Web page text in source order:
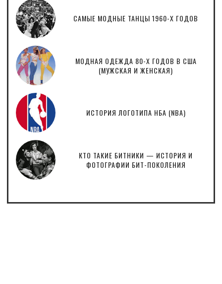
САМЫЕ МОДНЫЕ ТАНЦЫ 1960-Х ГОДОВ
МОДНАЯ ОДЕЖДА 80-Х ГОДОВ В США
(МУЖСКАЯ И ЖЕНСКАЯ)
ИСТОРИЯ ЛОГОТИПА НБА (NBA)
КТО ТАКИЕ БИТНИКИ — ИСТОРИЯ И
ФОТОГРАФИИ БИТ-ПОКОЛЕНИЯ